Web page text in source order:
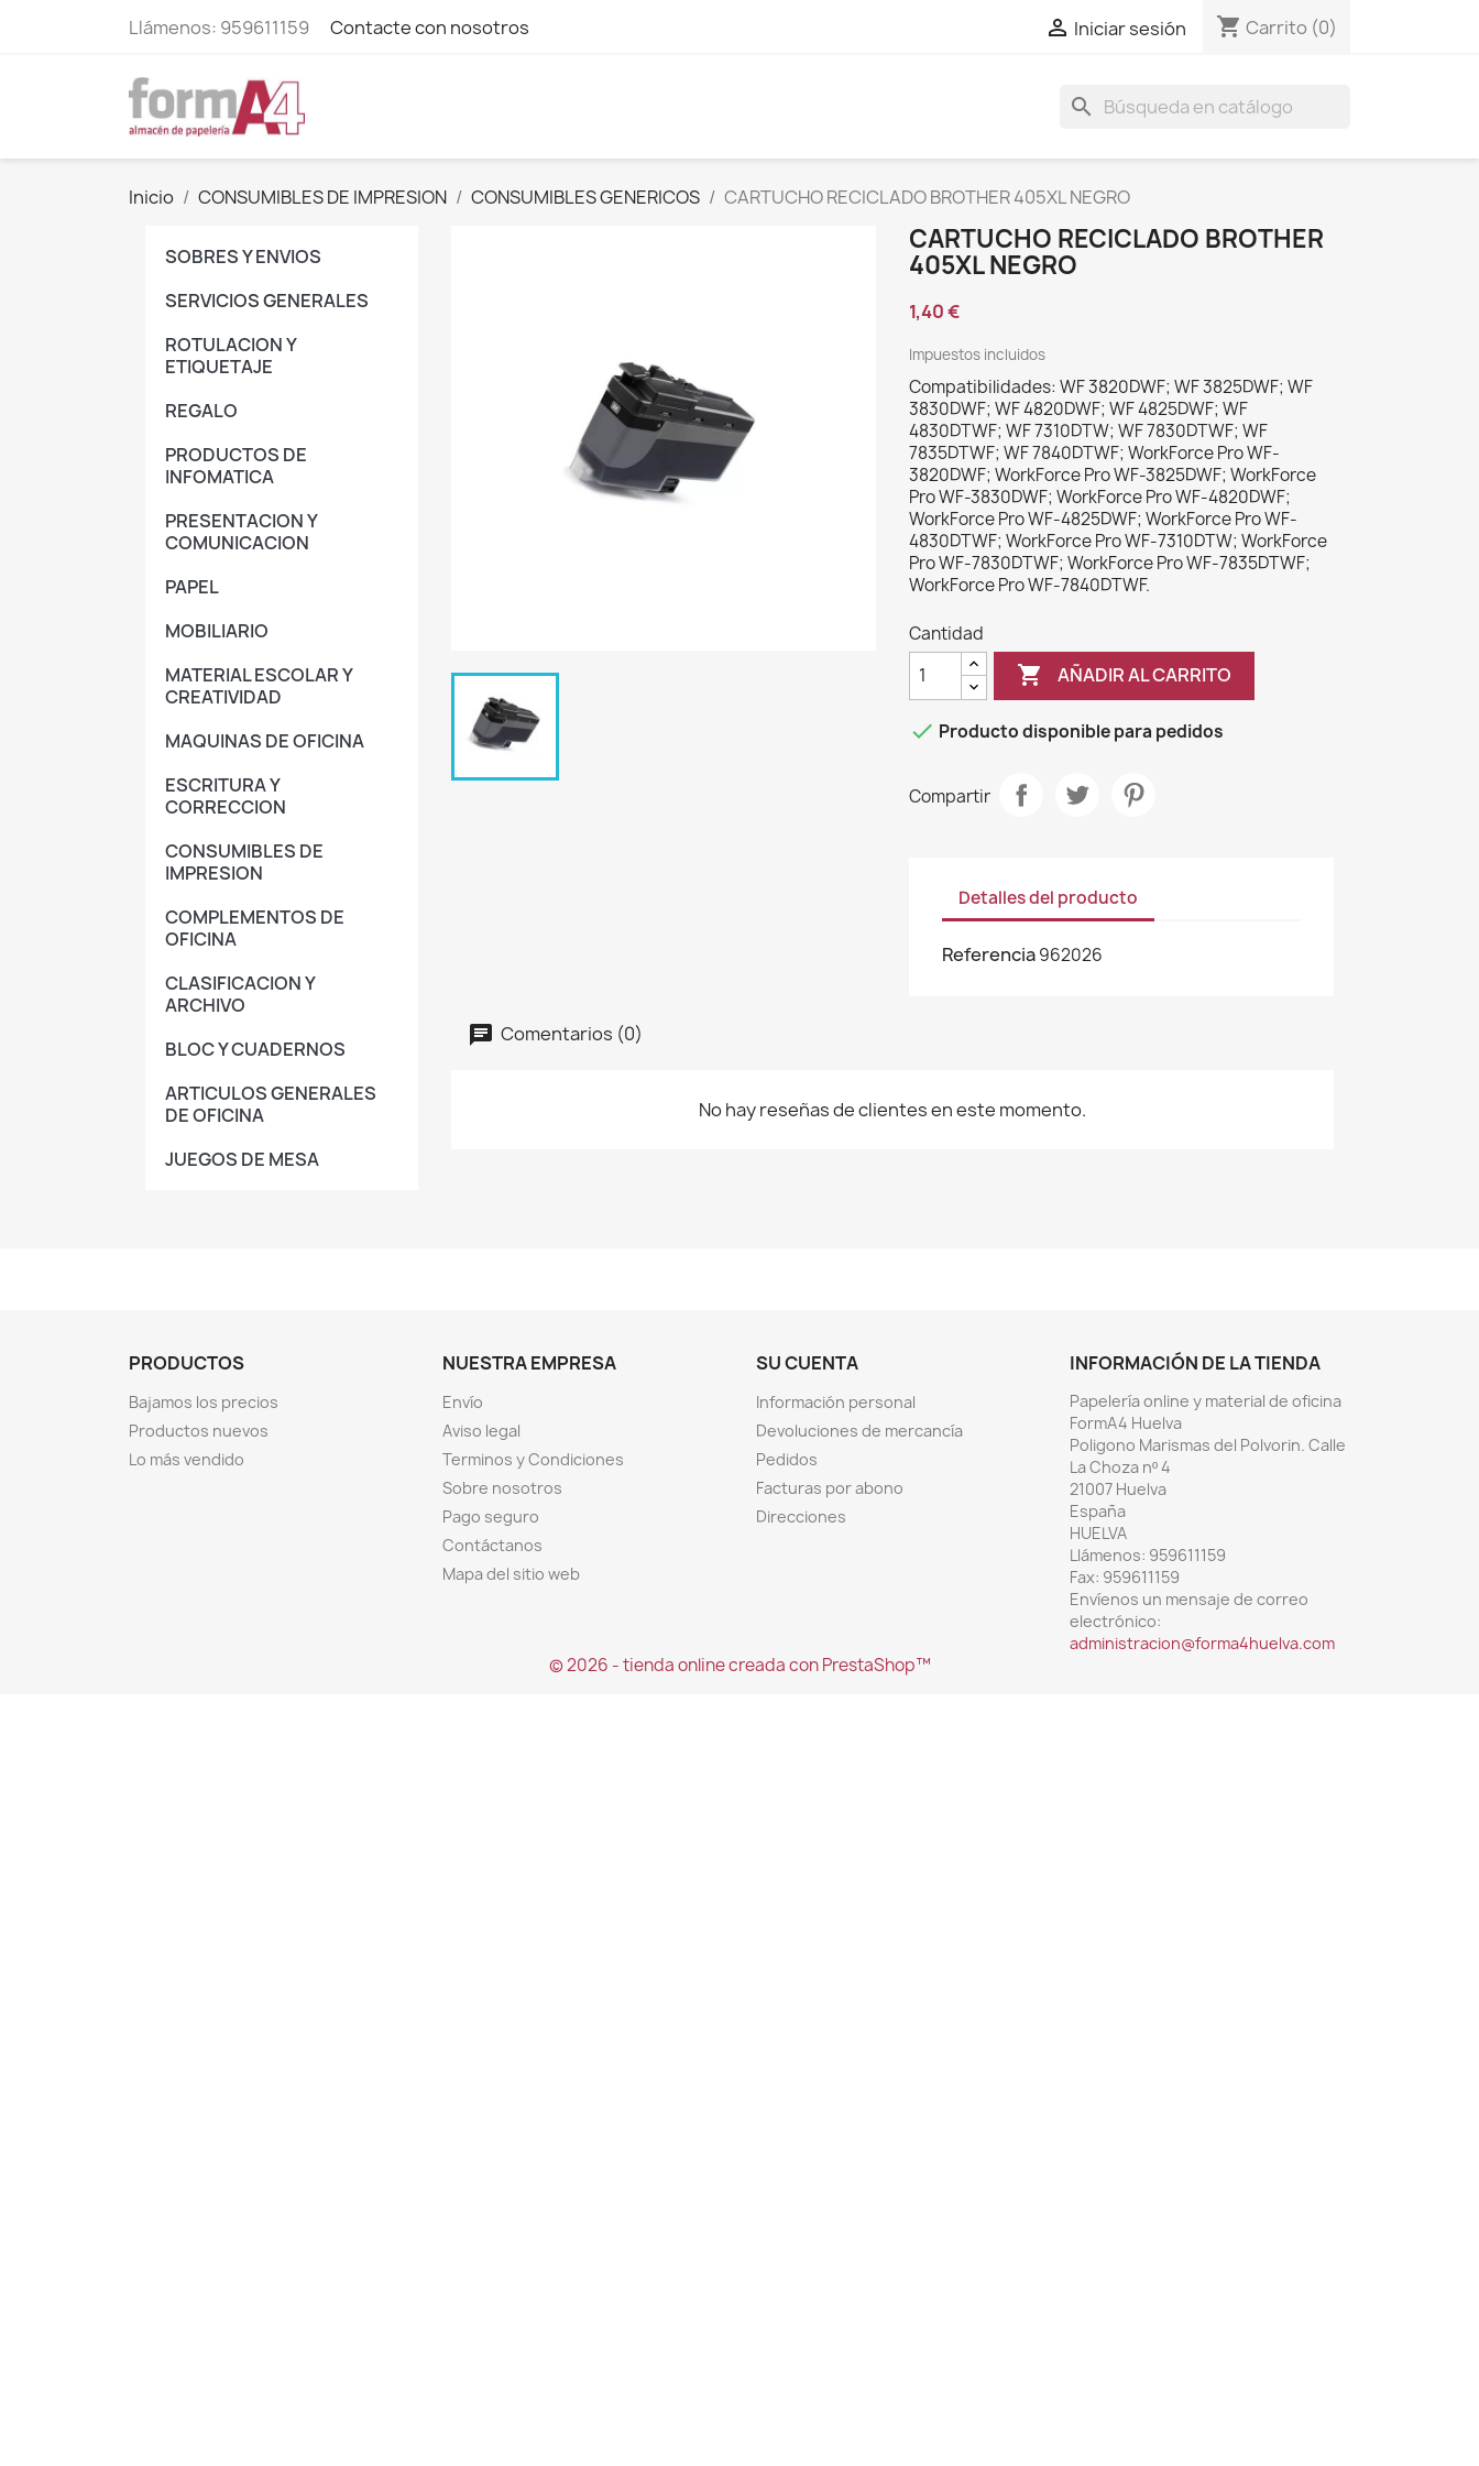
Llámenos: 959611159 Contacte con nosotros  Iniciar sesión shopping_cart Carrito (0)
search
Inicio CONSUMIBLES DE IMPRESION CONSUMIBLES GENERICOS CARTUCHO RECICLADO BROTHER 405XL NEGRO
SOBRES Y ENVIOS
SERVICIOS GENERALES
ROTULACION Y
ETIQUETAJE
REGALO
PRODUCTOS DE
INFOMATICA
PRESENTACION Y
COMUNICACION
PAPEL
MOBILIARIO
MATERIAL ESCOLAR Y
CREATIVIDAD
MAQUINAS DE OFICINA
ESCRITURA Y
CORRECCION
CONSUMIBLES DE
IMPRESION
COMPLEMENTOS DE
OFICINA
CLASIFICACION Y
ARCHIVO
BLOC Y CUADERNOS
ARTICULOS GENERALES
DE OFICINA
JUEGOS DE MESA
CARTUCHO RECICLADO BROTHER
405XL NEGRO
1,40 €
Impuestos incluidos
Compatibilidades: WF 3820DWF; WF 3825DWF; WF
3830DWF; WF 4820DWF; WF 4825DWF; WF
4830DTWF; WF 7310DTW; WF 7830DTWF; WF
7835DTWF; WF 7840DTWF; WorkForce Pro WF-
3820DWF; WorkForce Pro WF-3825DWF; WorkForce
Pro WF-3830DWF; WorkForce Pro WF-4820DWF;
WorkForce Pro WF-4825DWF; WorkForce Pro WF-
4830DTWF; WorkForce Pro WF-7310DTW; WorkForce
Pro WF-7830DTWF; WorkForce Pro WF-7835DTWF;
WorkForce Pro WF-7840DTWF.
Cantidad
 AÑADIR AL CARRITO
 Producto disponible para pedidos
Compartir
Detalles del producto
Referencia 962026
Comentarios (0)
No hay reseñas de clientes en este momento.
PRODUCTOS
Bajamos los precios
Productos nuevos
Lo más vendido
NUESTRA EMPRESA
Envío
Aviso legal
Terminos y Condiciones
Sobre nosotros
Pago seguro
Contáctanos
Mapa del sitio web
SU CUENTA
Información personal
Devoluciones de mercancía
Pedidos
Facturas por abono
Direcciones
INFORMACIÓN DE LA TIENDA
Papelería online y material de oficina
FormA4 Huelva
Poligono Marismas del Polvorin. Calle
La Choza nº 4
21007 Huelva
España
HUELVA
Llámenos: 959611159
Fax: 959611159
Envíenos un mensaje de correo
electrónico:
administracion@forma4huelva.com
© 2026 - tienda online creada con PrestaShop™